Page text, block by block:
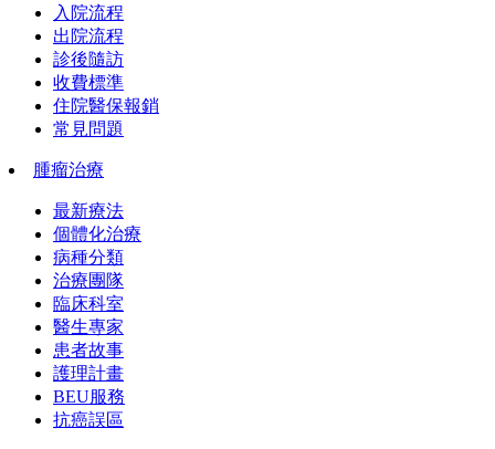
入院流程
出院流程
診後隨訪
收費標準
住院醫保報銷
常見問題
腫瘤治療
最新療法
個體化治療
病種分類
治療團隊
臨床科室
醫生專家
患者故事
護理計畫
BEU服務
抗癌誤區